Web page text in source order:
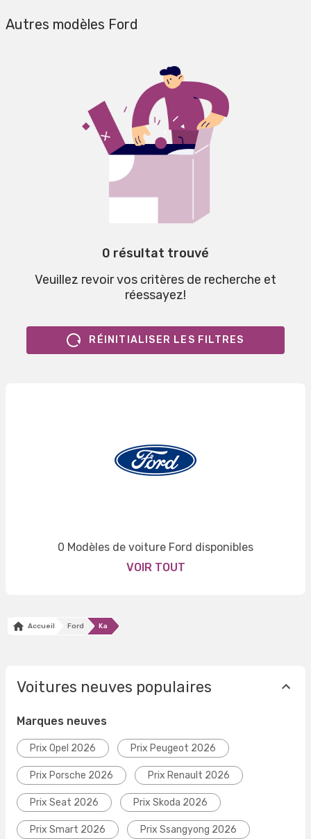
Autres modèles Ford
0 résultat trouvé
Veuillez revoir vos critères de recherche et
réessayez!
RÉINITIALISER LES FILTRES
0 Modèles de voiture Ford disponibles
VOIR TOUT
Accueil Ford Ka
Voitures neuves populaires
Marques neuves
Prix Opel 2026 Prix Peugeot 2026
Prix Porsche 2026 Prix Renault 2026
Prix Seat 2026 Prix Skoda 2026
Prix Smart 2026 Prix Ssangyong 2026